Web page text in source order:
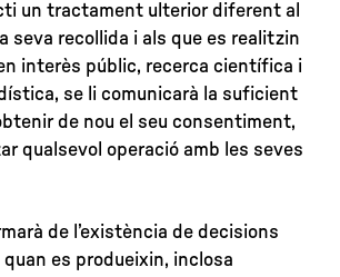
un tractament ulterior diferent al
seva recollida i als que es realitzin
interès públic, recerca científica i
se li comunicarà la suficient
de nou el seu consentiment,
qualsevol operació amb les seves
de l’existència de decisions
es produeixin, inclosa